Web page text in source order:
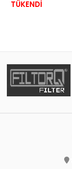
TÜKENDİ